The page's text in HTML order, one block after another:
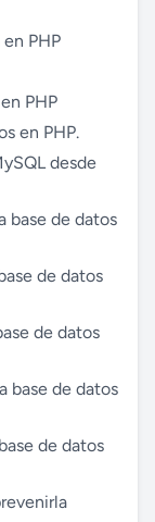
PHP
PHP
en PHP.
desde
base de datos
de datos
de datos
base de datos
de datos